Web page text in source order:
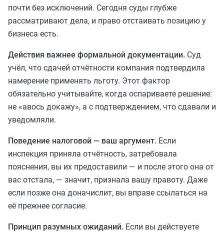
почти без исключений. Сегодня суды глубже
рассматривают дела, и право отстаивать позицию у
бизнеса есть.
Действия важнее формальной документации. Суд
учёл, что сдачей отчётности компания подтвердила
намерение применять льготу. Этот фактор
обязательно учитывайте, когда оспариваете решение:
не «авось докажу», а с подтверждением, что сдавали и
уведомляли.
Поведение налоговой — ваш аргумент. Если
инспекция приняла отчётность, затребовала
пояснения, вы их предоставили — и после этого она от
вас отстала, — значит, признала вашу правоту. Даже
если позже она доначислит, вы вправе ссылаться на
её прежнее согласие.
Принцип разумных ожиданий. Если вы действуете